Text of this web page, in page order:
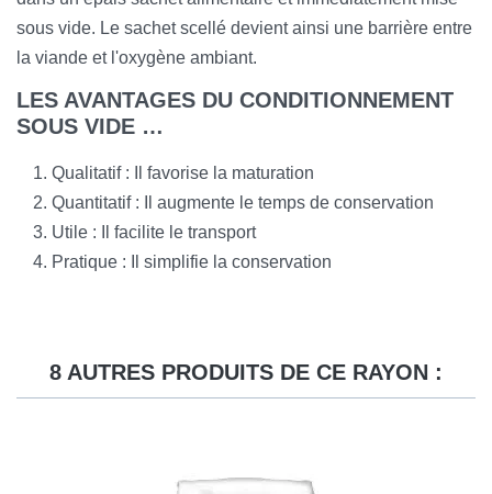
sous vide. Le sachet scellé devient ainsi une barrière entre
la viande et l'oxygène ambiant.
LES AVANTAGES DU CONDITIONNEMENT
SOUS VIDE …
Qualitatif : Il favorise la maturation
Quantitatif : Il augmente le temps de conservation
Utile : Il facilite le transport
Pratique : Il simplifie la conservation
8 AUTRES PRODUITS DE CE RAYON :